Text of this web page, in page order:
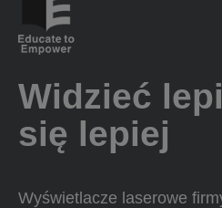
Widzieć
się lepiej
Wyświetlacze laserowe